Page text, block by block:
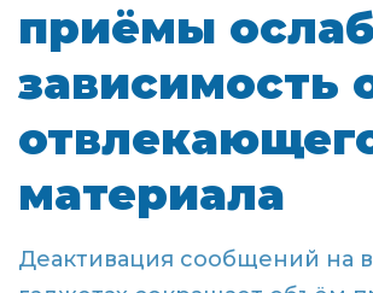
приёмы
зависимость
материала
Деактивация сообщений на